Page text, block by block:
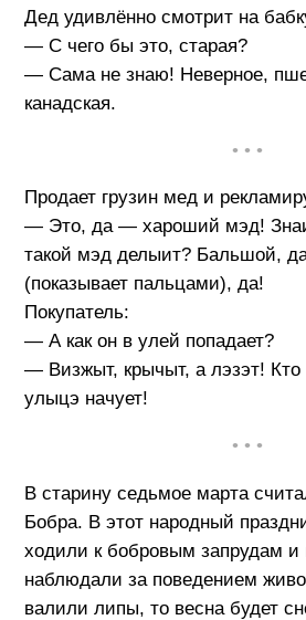
Дед удивлённо смотрит на
— С чего бы это, старая?
— Сама не знаю! Неверное,
канадская.
• • •
Продает грузин мед и
— Это, да — хароший мэд!
такой мэд делыит? Бальшой,
(показывает пальцами), да!
Покупатель:
— А как он в улей попадает?
— Визжыт, крычыт, а лэзэт!
улыцэ начует!
• • •
В старину седьмое марта
Бобра. В этот народный
ходили к бобровым запрудам и
наблюдали за поведением
валили липы, то весна будет